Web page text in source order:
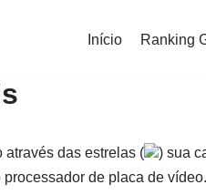
Início Ranking
através das estrelas (
) sua
de placa de